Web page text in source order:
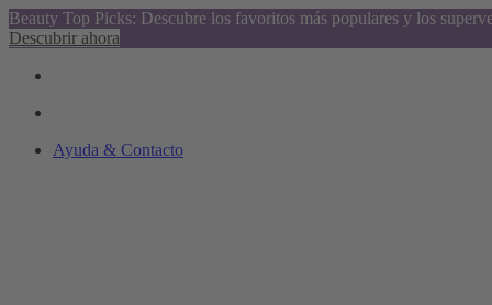
Beauty Top Picks: Descubre los favoritos más populares y los
Descubrir ahora
Ayuda & Contacto